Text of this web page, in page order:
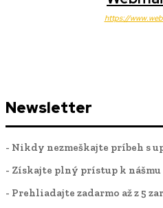
https://
Newsletter
- Nikdy nezmeškajte príbeh s
- Získajte plný prístup k nášmu
- Prehliadajte zadarmo až z 5